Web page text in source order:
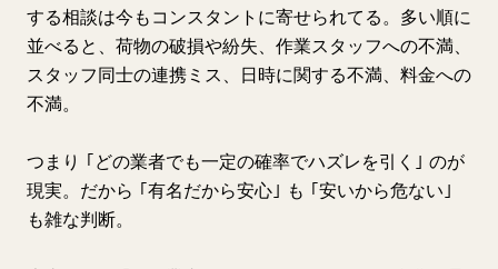
する相談は今もコンスタントに寄せられてる。多い順に
並べると、荷物の破損や紛失、作業スタッフへの不満、
スタッフ同士の連携ミス、日時に関する不満、料金への
不満。
つまり ｢どの業者でも一定の確率でハズレを引く｣ のが
現実。だから ｢有名だから安心｣ も ｢安いから危ない｣
も雑な判断。